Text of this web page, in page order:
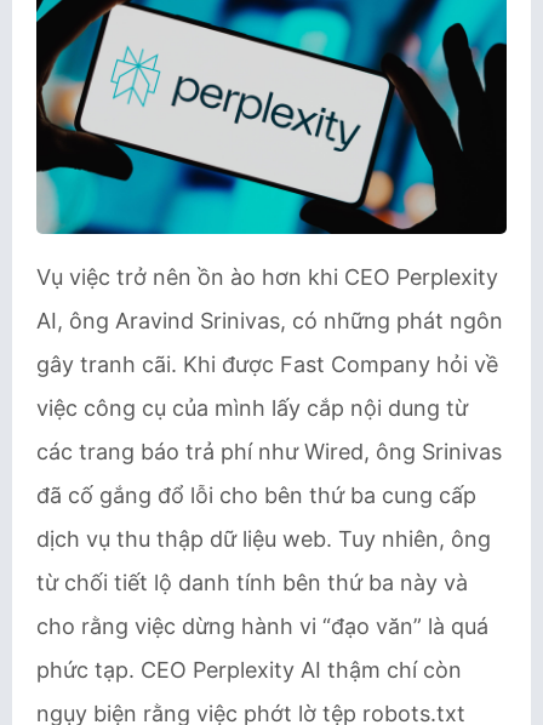
Vụ việc trở nên ồn ào hơn khi CEO Perplexity
AI, ông Aravind Srinivas, có những phát ngôn
gây tranh cãi. Khi được Fast Company hỏi về
việc công cụ của mình lấy cắp nội dung từ
các trang báo trả phí như Wired, ông Srinivas
đã cố gắng đổ lỗi cho bên thứ ba cung cấp
dịch vụ thu thập dữ liệu web. Tuy nhiên, ông
từ chối tiết lộ danh tính bên thứ ba này và
cho rằng việc dừng hành vi “đạo văn” là quá
phức tạp. CEO Perplexity AI thậm chí còn
ngụy biện rằng việc phớt lờ tệp robots.txt